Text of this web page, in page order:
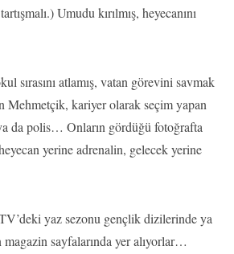
Umudu kırılmış, heyecanını
sırasını atlamış, vatan görevini savmak
Mehmetçik, kariyer olarak seçim yapan
da polis… Onların gördüğü fotoğrafta
yerine adrenalin, gelecek yerine
yaz sezonu gençlik dizilerinde ya
sayfalarında yer alıyorlar…